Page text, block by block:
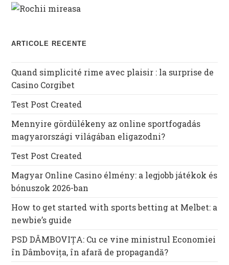
ARTICOLE RECENTE
Quand simplicité rime avec plaisir : la surprise de
Casino Corgibet
Test Post Created
Mennyire gördülékeny az online sportfogadás
magyarországi világában eligazodni?
Test Post Created
Magyar Online Casino élmény: a legjobb játékok és
bónuszok 2026-ban
How to get started with sports betting at Melbet: a
newbie’s guide
PSD DÂMBOVIȚA: Cu ce vine ministrul Economiei
în Dâmbovița, în afară de propagandă?